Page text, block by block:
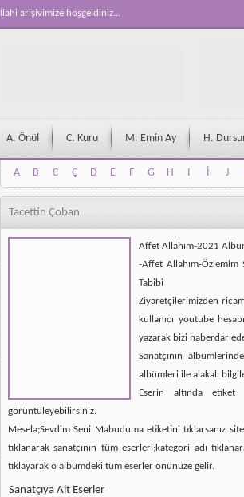
İlahi arişivimize hoşgeldiniz...
A. Önül C. Kuru M. Emin Ay H.
A B C Ç D E F G H I İ J
A
B C Ç D E F G H I İ J
Tacettin Çoban
Affet Allahım-2021
-Affet Allahım-Özlemim
Tabibi
Ziyaretçilerimizden
kullanıcı youtube
yazarak bizi haberdar
Sanatçının
albümleri ile alakalı
Eserin altında etiket
görüntüleyebilirsiniz.
Mesela;Sevdim Seni Mabuduma etiketini tıklarsanız
tıklanarak sanatçının tüm eserleri;kategori adı
tıklayarak o albümdeki tüm eserler önünüze gelir.
Sanatçıya Ait Eserler